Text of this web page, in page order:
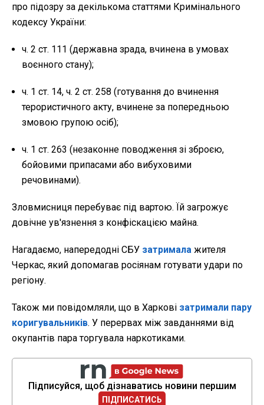
про підозру за декількома статтями Кримінального
кодексу України:
ч. 2 ст. 111 (державна зрада, вчинена в умовах
воєнного стану);
ч. 1 ст. 14, ч. 2 ст. 258 (готування до вчинення
терористичного акту, вчинене за попередньою
змовою групою осіб);
ч. 1 ст. 263 (незаконне поводження зі зброєю,
бойовими припасами або вибуховими
речовинами).
Зловмисниця перебуває під вартою. Їй загрожує
довічне ув'язнення з конфіскацією майна.
Нагадаємо, напередодні СБУ затримала жителя
Черкас, який допомагав росіянам готувати удари по
регіону.
Також ми повідомляли, що в Харкові затримали пару
коригувальників. У перервах між завданнями від
окупантів пара торгувала наркотиками.
Підписуйся, щоб дізнаватись новини першим
ПІДПИСАТИСЬ